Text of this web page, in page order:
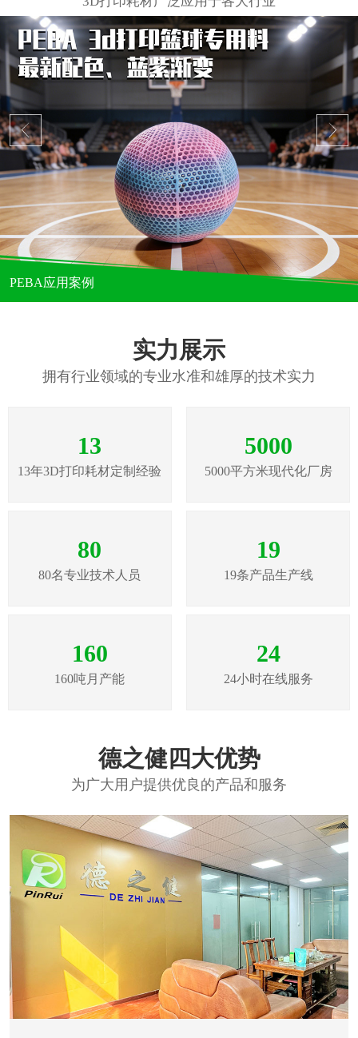
PEBA应用案例
实力展示
拥有行业领域的专业水准和雄厚的技术实力
13
13年3D打印耗材定制经验
5000
5000平方米现代化厂房
80
80名专业技术人员
19
19条产品生产线
160
160吨月产能
24
24小时在线服务
德之健四大优势
为广大用户提供优良的产品和服务